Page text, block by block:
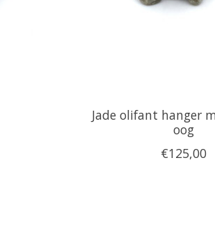
Jade olifant hanger
oog
€125,00